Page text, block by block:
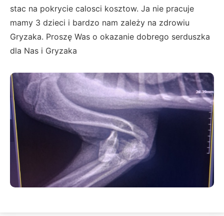
stac na pokrycie calosci kosztow. Ja nie pracuje
mamy 3 dzieci i bardzo nam zależy na zdrowiu
Gryzaka. Proszę Was o okazanie dobrego serduszka
dla Nas i Gryzaka